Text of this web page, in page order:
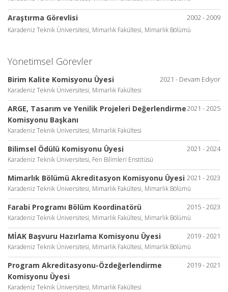
2002 - 2009
Araştırma Görevlisi
Karadeniz Teknik Üniversitesi, Mimarlık Fakültesi, Mimarlık Bölümü
Yönetimsel Görevler
2021 - Devam Ediyor
Birim Kalite Komisyonu Üyesi
Karadeniz Teknik Üniversitesi, Mimarlık Fakültesi
2021 - 2025
ARGE, Tasarım ve Yenilik Projeleri Değerlendirme
Komisyonu Başkanı
Karadeniz Teknik Üniversitesi, Mimarlık Fakültesi
2021 - 2024
Bilimsel Ödülü Komisyonu Üyesi
Karadeniz Teknik Üniversitesi, Fen Bilimleri Enstitüsü
2021 - 2023
Mimarlık Bölümü Akreditasyon Komisyonu Üyesi
Karadeniz Teknik Üniversitesi, Mimarlık Fakültesi, Mimarlık Bölümü
2015 - 2023
Farabi Programı Bölüm Koordinatörü
Karadeniz Teknik Üniversitesi, Mimarlık Fakültesi, Mimarlık Bölümü
2019 - 2021
MİAK Başvuru Hazırlama Komisyonu Üyesi
Karadeniz Teknik Üniversitesi, Mimarlık Fakültesi, Mimarlık Bölümü
2019 - 2021
Program Akreditasyonu-Özdeğerlendirme
Komisyonu Üyesi
Karadeniz Teknik Üniversitesi, Mimarlık Fakültesi